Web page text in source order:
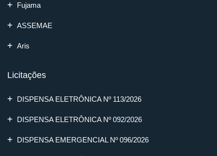
Fujama
ASSEMAE
Aris
Licitações
DISPENSA ELETRÔNICA Nº 113/2026
DISPENSA ELETRÔNICA Nº 092/2026
DISPENSA EMERGENCIAL Nº 096/2026